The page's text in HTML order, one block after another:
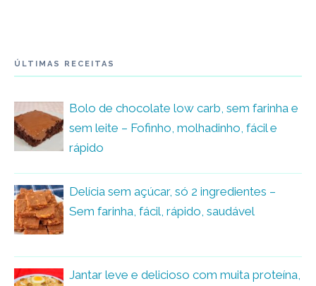
ÚLTIMAS RECEITAS
Bolo de chocolate low carb, sem farinha e
sem leite – Fofinho, molhadinho, fácil e
rápido
Delícia sem açúcar, só 2 ingredientes –
Sem farinha, fácil, rápido, saudável
Jantar leve e delicioso com muita proteína,